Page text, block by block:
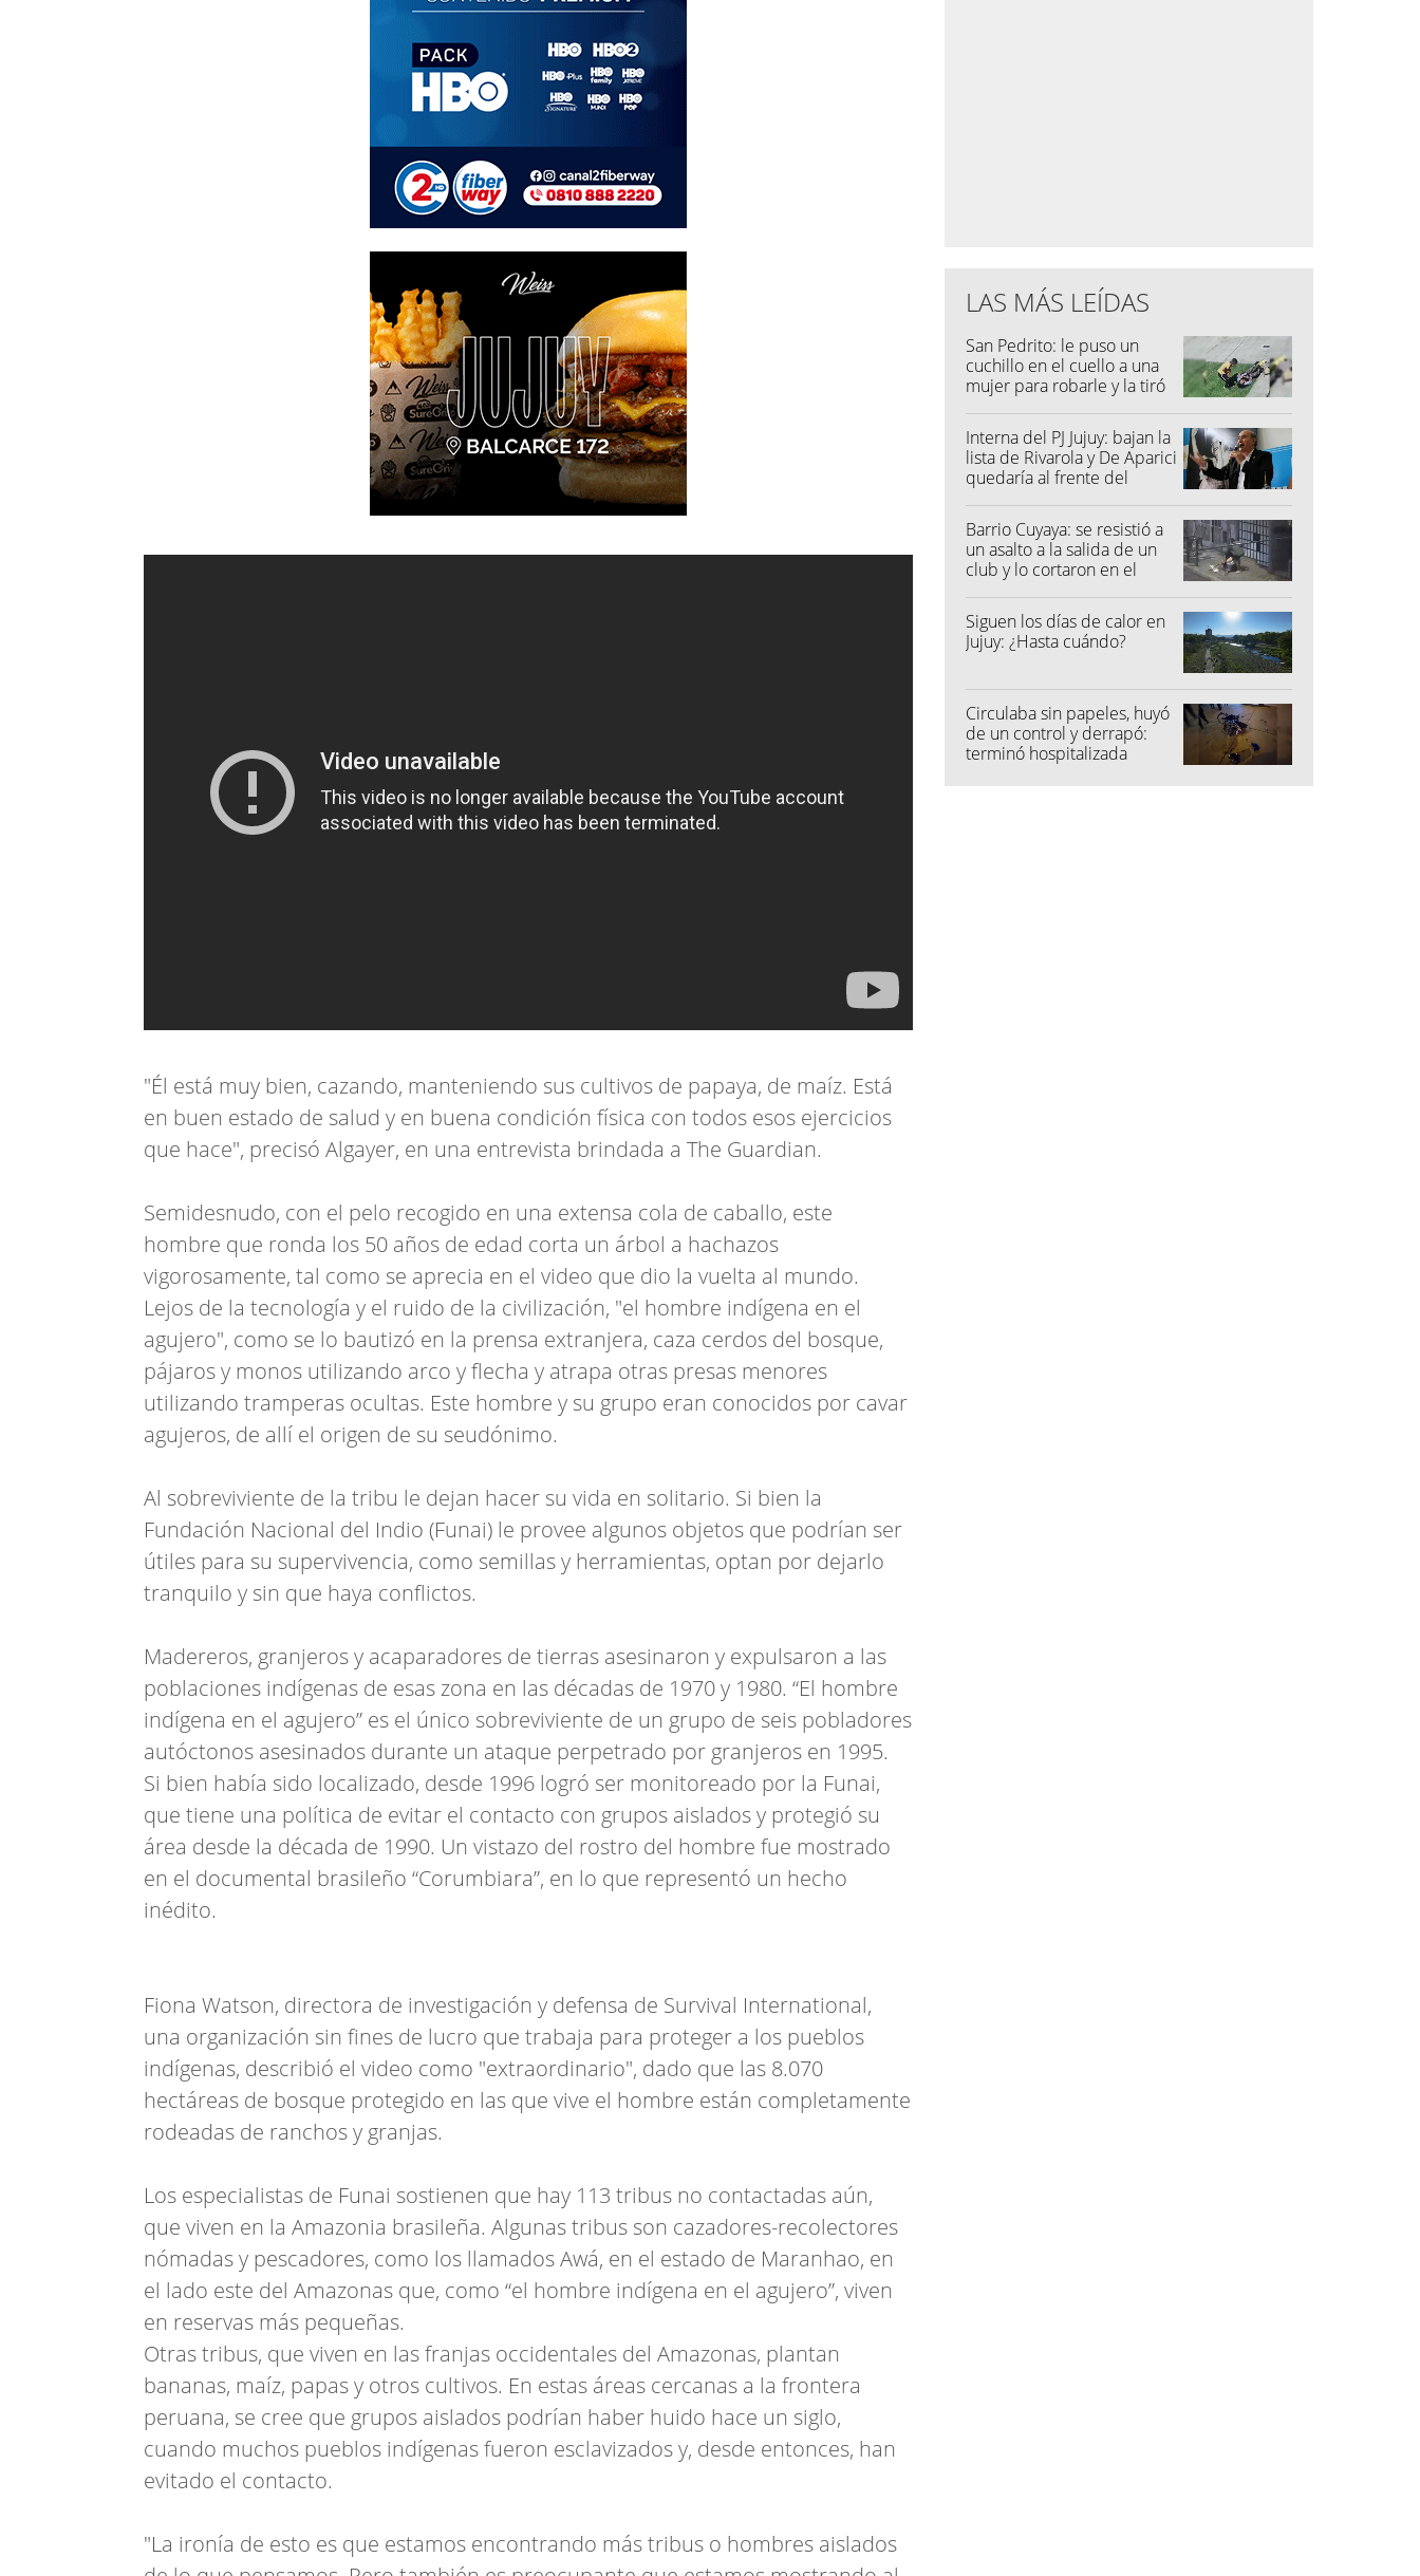
"Él está muy bien, cazando, manteniendo sus cultivos de papaya, de maíz. Está
en buen estado de salud y en buena condición física con todos esos ejercicios
que hace", precisó Algayer, en una entrevista brindada a The Guardian.
Semidesnudo, con el pelo recogido en una extensa cola de caballo, este
hombre que ronda los 50 años de edad corta un árbol a hachazos
vigorosamente, tal como se aprecia en el video que dio la vuelta al mundo.
Lejos de la tecnología y el ruido de la civilización, "el hombre indígena en el
agujero", como se lo bautizó en la prensa extranjera, caza cerdos del bosque,
pájaros y monos utilizando arco y flecha y atrapa otras presas menores
utilizando tramperas ocultas. Este hombre y su grupo eran conocidos por cavar
agujeros, de allí el origen de su seudónimo.
Al sobreviviente de la tribu le dejan hacer su vida en solitario. Si bien la
Fundación Nacional del Indio (Funai) le provee algunos objetos que podrían ser
útiles para su supervivencia, como semillas y herramientas, optan por dejarlo
tranquilo y sin que haya conflictos.
Madereros, granjeros y acaparadores de tierras asesinaron y expulsaron a las
poblaciones indígenas de esas zona en las décadas de 1970 y 1980. “El hombre
indígena en el agujero” es el único sobreviviente de un grupo de seis pobladores
autóctonos asesinados durante un ataque perpetrado por granjeros en 1995.
Si bien había sido localizado, desde 1996 logró ser monitoreado por la Funai,
que tiene una política de evitar el contacto con grupos aislados y protegió su
área desde la década de 1990. Un vistazo del rostro del hombre fue mostrado
en el documental brasileño “Corumbiara”, en lo que representó un hecho
inédito.
Fiona Watson, directora de investigación y defensa de Survival International,
una organización sin fines de lucro que trabaja para proteger a los pueblos
indígenas, describió el video como "extraordinario", dado que las 8.070
hectáreas de bosque protegido en las que vive el hombre están completamente
rodeadas de ranchos y granjas.
Los especialistas de Funai sostienen que hay 113 tribus no contactadas aún,
que viven en la Amazonia brasileña. Algunas tribus son cazadores-recolectores
nómadas y pescadores, como los llamados Awá, en el estado de Maranhao, en
el lado este del Amazonas que, como “el hombre indígena en el agujero”, viven
en reservas más pequeñas.
Otras tribus, que viven en las franjas occidentales del Amazonas, plantan
bananas, maíz, papas y otros cultivos. En estas áreas cercanas a la frontera
peruana, se cree que grupos aislados podrían haber huido hace un siglo,
cuando muchos pueblos indígenas fueron esclavizados y, desde entonces, han
evitado el contacto.
"La ironía de esto es que estamos encontrando más tribus o hombres aislados
LAS MÁS LEÍDAS
San Pedrito: le puso un
cuchillo en el cuello a una
mujer para robarle y la tiró
Interna del PJ Jujuy: bajan la
lista de Rivarola y De Aparici
quedaría al frente del
Barrio Cuyaya: se resistió a
un asalto a la salida de un
club y lo cortaron en el
Siguen los días de calor en
Jujuy: ¿Hasta cuándo?
Circulaba sin papeles, huyó
de un control y derrapó:
terminó hospitalizada